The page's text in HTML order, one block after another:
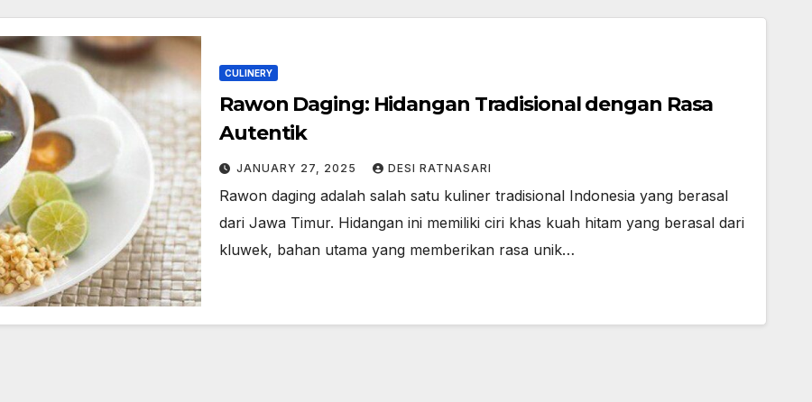
CULINERY
Rawon Daging: Hidangan Tradisional dengan Rasa
Autentik
JANUARY 27, 2025 DESI RATNASARI
Rawon daging adalah salah satu kuliner tradisional Indonesia yang berasal
dari Jawa Timur. Hidangan ini memiliki ciri khas kuah hitam yang berasal dari
kluwek, bahan utama yang memberikan rasa unik…